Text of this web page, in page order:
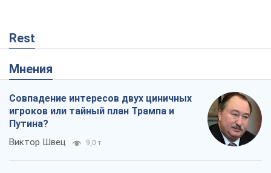
Rest
Мнения
Совпадение интересов двух циничных
игроков или тайный план Трампа и
Путина?
Виктор Швец 9,0 т.